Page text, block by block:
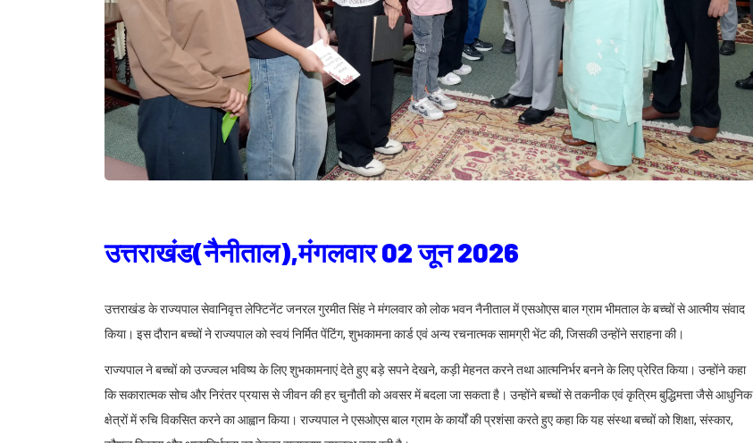
उत्तराखंड(नैनीताल),मंगलवार 02 जून 2026
उत्तराखंड के राज्यपाल सेवानिवृत्त लेफ्टिनेंट जनरल गुरमीत सिंह ने मंगलवार को लोक भवन नैनीताल में एसओएस बाल ग्राम भीमताल के बच्चों से आत्मीय संवाद
किया। इस दौरान बच्चों ने राज्यपाल को स्वयं निर्मित पेंटिंग, शुभकामना कार्ड एवं अन्य रचनात्मक सामग्री भेंट की, जिसकी उन्होंने सराहना की।
राज्यपाल ने बच्चों को उज्ज्वल भविष्य के लिए शुभकामनाएं देते हुए बड़े सपने देखने, कड़ी मेहनत करने तथा आत्मनिर्भर बनने के लिए प्रेरित किया। उन्होंने कहा
कि सकारात्मक सोच और निरंतर प्रयास से जीवन की हर चुनौती को अवसर में बदला जा सकता है। उन्होंने बच्चों से तकनीक एवं कृत्रिम बुद्धिमत्ता जैसे आधुनिक
क्षेत्रों में रुचि विकसित करने का आह्वान किया। राज्यपाल ने एसओएस बाल ग्राम के कार्यों की प्रशंसा करते हुए कहा कि यह संस्था बच्चों को शिक्षा, संस्कार,